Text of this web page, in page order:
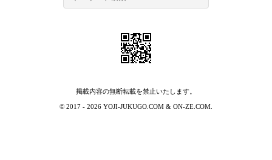
掲載内容の無断転載を禁止いたします。
© 2017 - 2026 YOJI-JUKUGO.COM & ON-ZE.COM